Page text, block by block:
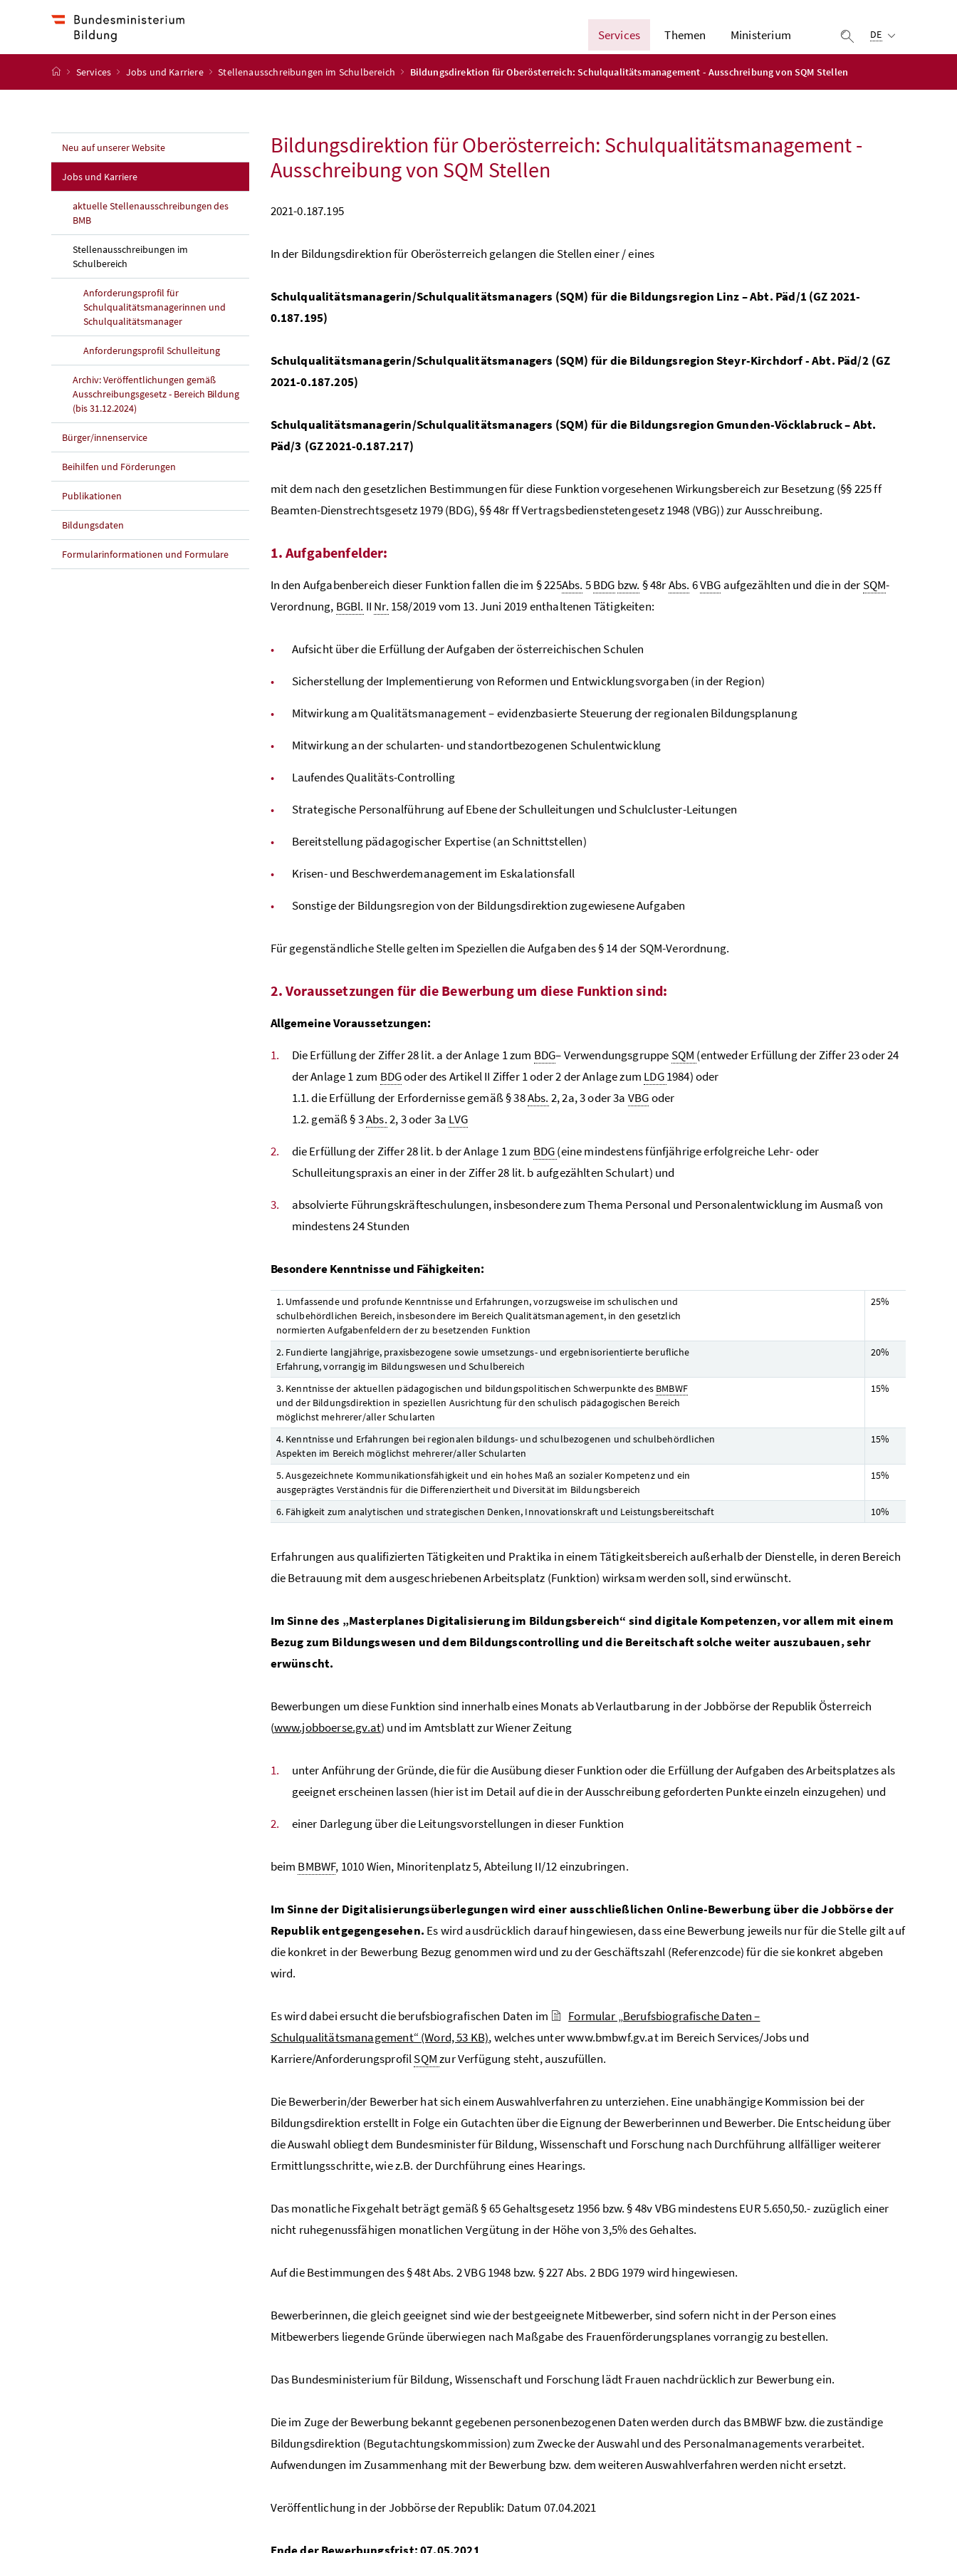
Services Themen Ministerium Suche einblenden
DE
Startseite
Services Jobs und Karriere Stellenausschreibungen im Schulbereich Bildungsdirektion für Oberösterreich: Schulqualitätsmanagement - Ausschreibung von SQM Stellen
Neu auf unserer Website
Jobs und Karriere
aktuelle Stellenausschreibungen des
BMB
Stellenausschreibungen im
Schulbereich
Anforderungsprofil für
Schulqualitätsmanagerinnen und
Schulqualitätsmanager
Anforderungsprofil Schulleitung
Archiv: Veröffentlichungen gemäß
Ausschreibungsgesetz - Bereich Bildung
(bis 31.12.2024)
Bürger/innenservice
Beihilfen und Förderungen
Publikationen
Bildungsdaten
Formularinformationen und Formulare
Bildungsdirektion für Oberösterreich: Schulqualitätsmanagement -
Ausschreibung von SQM Stellen
2021-0.187.195
In der Bildungsdirektion für Oberösterreich gelangen die Stellen einer / eines
Schulqualitätsmanagerin/Schulqualitätsmanagers (SQM) für die Bildungsregion Linz – Abt. Päd/1 (GZ 2021-
0.187.195)
Schulqualitätsmanagerin/Schulqualitätsmanagers (SQM) für die Bildungsregion Steyr-Kirchdorf - Abt. Päd/2 (GZ
2021-0.187.205)
Schulqualitätsmanagerin/Schulqualitätsmanagers (SQM) für die Bildungsregion Gmunden-Vöcklabruck – Abt.
Päd/3 (GZ 2021-0.187.217)
mit dem nach den gesetzlichen Bestimmungen für diese Funktion vorgesehenen Wirkungsbereich zur Besetzung (§§ 225 ff
Beamten-Dienstrechtsgesetz 1979 (BDG), §§ 48r ff Vertragsbedienstetengesetz 1948 (VBG)) zur Ausschreibung.
1. Aufgabenfelder:
In den Aufgabenbereich dieser Funktion fallen die im § 225Abs. 5BDG bzw. § 48rAbs. 6VBG aufgezählten und die in der SQM-
Verordnung, BGBl. II Nr. 158/2019 vom 13. Juni 2019 enthaltenen Tätigkeiten:
Aufsicht über die Erfüllung der Aufgaben der österreichischen Schulen
Sicherstellung der Implementierung von Reformen und Entwicklungsvorgaben (in der Region)
Mitwirkung am Qualitätsmanagement – evidenzbasierte Steuerung der regionalen Bildungsplanung
Mitwirkung an der schularten- und standortbezogenen Schulentwicklung
Laufendes Qualitäts-Controlling
Strategische Personalführung auf Ebene der Schulleitungen und Schulcluster-Leitungen
Bereitstellung pädagogischer Expertise (an Schnittstellen)
Krisen- und Beschwerdemanagement im Eskalationsfall
Sonstige der Bildungsregion von der Bildungsdirektion zugewiesene Aufgaben
Für gegenständliche Stelle gelten im Speziellen die Aufgaben des § 14 der SQM-Verordnung.
2. Voraussetzungen für die Bewerbung um diese Funktion sind:
Allgemeine Voraussetzungen:
Die Erfüllung der Ziffer 28 lit. a der Anlage 1 zum BDG– Verwendungsgruppe SQM (entweder Erfüllung der Ziffer 23 oder 24
der Anlage 1 zum BDGoder des Artikel II Ziffer 1 oder 2 der Anlage zum LDG1984) oder
1.1. die Erfüllung der Erfordernisse gemäß § 38Abs. 2, 2a, 3 oder 3a VBGoder
1.2. gemäß § 3Abs.2, 3 oder 3a LVG
die Erfüllung der Ziffer 28 lit. b der Anlage 1 zum BDG(eine mindestens fünfjährige erfolgreiche Lehr- oder
Schulleitungspraxis an einer in der Ziffer 28 lit. b aufgezählten Schulart) und
absolvierte Führungskräfteschulungen, insbesondere zum Thema Personal und Personalentwicklung im Ausmaß von
mindestens 24 Stunden
Besondere Kenntnisse und Fähigkeiten:
1. Umfassende und profunde Kenntnisse und Erfahrungen, vorzugsweise im schulischen und
schulbehördlichen Bereich, insbesondere im Bereich Qualitätsmanagement, in den gesetzlich
normierten Aufgabenfeldern der zu besetzenden Funktion
25%
2. Fundierte langjährige, praxisbezogene sowie umsetzungs- und ergebnisorientierte berufliche
Erfahrung, vorrangig im Bildungswesen und Schulbereich
20%
3. Kenntnisse der aktuellen pädagogischen und bildungspolitischen Schwerpunkte des BMBWF
und der Bildungsdirektion in speziellen Ausrichtung für den schulisch pädagogischen Bereich
möglichst mehrerer/aller Schularten
15%
4. Kenntnisse und Erfahrungen bei regionalen bildungs- und schulbezogenen und schulbehördlichen
Aspekten im Bereich möglichst mehrerer/aller Schularten
15%
5. Ausgezeichnete Kommunikationsfähigkeit und ein hohes Maß an sozialer Kompetenz und ein
ausgeprägtes Verständnis für die Differenziertheit und Diversität im Bildungsbereich
15%
6. Fähigkeit zum analytischen und strategischen Denken, Innovationskraft und Leistungsbereitschaft 10%
Erfahrungen aus qualifizierten Tätigkeiten und Praktika in einem Tätigkeitsbereich außerhalb der Dienstelle, in deren Bereich
die Betrauung mit dem ausgeschriebenen Arbeitsplatz (Funktion) wirksam werden soll, sind erwünscht.
Im Sinne des „Masterplanes Digitalisierung im Bildungsbereich“ sind digitale Kompetenzen, vor allem mit einem
Bezug zum Bildungswesen und dem Bildungscontrolling und die Bereitschaft solche weiter auszubauen, sehr
erwünscht.
Bewerbungen um diese Funktion sind innerhalb eines Monats ab Verlautbarung in der Jobbörse der Republik Österreich
(www.jobboerse.gv.at) und im Amtsblatt zur Wiener Zeitung
unter Anführung der Gründe, die für die Ausübung dieser Funktion oder die Erfüllung der Aufgaben des Arbeitsplatzes als
geeignet erscheinen lassen (hier ist im Detail auf die in der Ausschreibung geforderten Punkte einzeln einzugehen) und
einer Darlegung über die Leitungsvorstellungen in dieser Funktion
beim BMBWF, 1010 Wien, Minoritenplatz 5, Abteilung II/12 einzubringen.
Im Sinne der Digitalisierungsüberlegungen wird einer ausschließlichen Online-Bewerbung über die Jobbörse der
Republik entgegengesehen. Es wird ausdrücklich darauf hingewiesen, dass eine Bewerbung jeweils nur für die Stelle gilt auf
die konkret in der Bewerbung Bezug genommen wird und zu der Geschäftszahl (Referenzcode) für die sie konkret abgeben
wird.
Es wird dabei ersucht die berufsbiografischen Daten im
Formular „Berufsbiografische Daten –
Schulqualitätsmanagement“ (Word, 53 KB), welches unter www.bmbwf.gv.at im Bereich Services/Jobs und
Karriere/AnforderungsprofilSQMzur Verfügung steht, auszufüllen.
Die Bewerberin/der Bewerber hat sich einem Auswahlverfahren zu unterziehen. Eine unabhängige Kommission bei der
Bildungsdirektion erstellt in Folge ein Gutachten über die Eignung der Bewerberinnen und Bewerber. Die Entscheidung über
die Auswahl obliegt dem Bundesminister für Bildung, Wissenschaft und Forschung nach Durchführung allfälliger weiterer
Ermittlungsschritte, wie z.B. der Durchführung eines Hearings.
Das monatliche Fixgehalt beträgt gemäß § 65 Gehaltsgesetz 1956 bzw. § 48v VBG mindestens EUR 5.650,50.- zuzüglich einer
nicht ruhegenussfähigen monatlichen Vergütung in der Höhe von 3,5% des Gehaltes.
Auf die Bestimmungen des § 48t Abs. 2 VBG 1948 bzw. § 227 Abs. 2 BDG 1979 wird hingewiesen.
Bewerberinnen, die gleich geeignet sind wie der bestgeeignete Mitbewerber, sind sofern nicht in der Person eines
Mitbewerbers liegende Gründe überwiegen nach Maßgabe des Frauenförderungsplanes vorrangig zu bestellen.
Das Bundesministerium für Bildung, Wissenschaft und Forschung lädt Frauen nachdrücklich zur Bewerbung ein.
Die im Zuge der Bewerbung bekannt gegebenen personenbezogenen Daten werden durch das BMBWF bzw. die zuständige
Bildungsdirektion (Begutachtungskommission) zum Zwecke der Auswahl und des Personalmanagements verarbeitet.
Aufwendungen im Zusammenhang mit der Bewerbung bzw. dem weiteren Auswahlverfahren werden nicht ersetzt.
Veröffentlichung in der Jobbörse der Republik: Datum 07.04.2021
Ende der Bewerbungsfrist: 07.05.2021